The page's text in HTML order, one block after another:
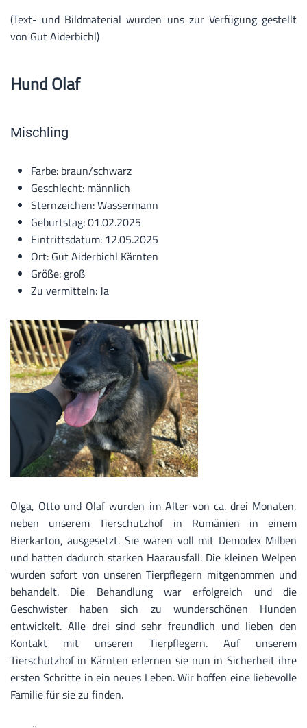
(Text- und Bildmaterial wurden uns zur Verfügung gestellt
von Gut Aiderbichl)
Hund Olaf
Mischling
Farbe: braun/schwarz
Geschlecht: männlich
Sternzeichen: Wassermann
Geburtstag: 01.02.2025
Eintrittsdatum: 12.05.2025
Ort: Gut Aiderbichl Kärnten
Größe: groß
Zu vermitteln: Ja
Olga, Otto und Olaf wurden im Alter von ca. drei Monaten,
neben unserem Tierschutzhof in Rumänien in einem
Bierkarton, ausgesetzt. Sie waren voll mit Demodex Milben
und hatten dadurch starken Haarausfall. Die kleinen Welpen
wurden sofort von unseren Tierpflegern mitgenommen und
behandelt. Die Behandlung war erfolgreich und die
Geschwister haben sich zu wunderschönen Hunden
entwickelt. Alle drei sind sehr freundlich und lieben den
Kontakt mit unseren Tierpflegern. Auf unserem
Tierschutzhof in Kärnten erlernen sie nun in Sicherheit ihre
ersten Schritte in ein neues Leben. Wir hoffen eine liebevolle
Familie für sie zu finden.